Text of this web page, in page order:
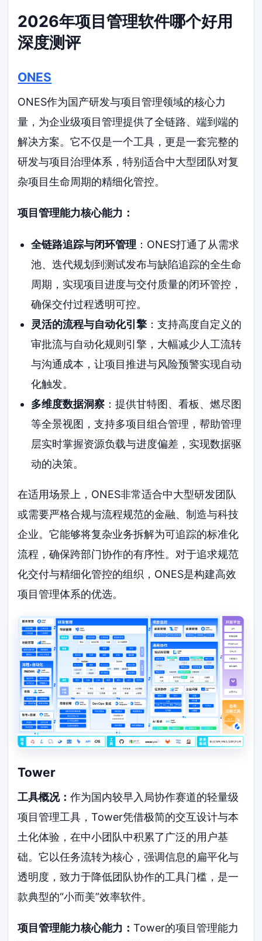
2026年项目管理软件哪个好用
深度测评
ONES
ONES作为国产研发与项目管理领域的核心力
量，为企业级项目管理提供了全链路、端到端的
解决方案。它不仅是一个工具，更是一套完整的
研发与项目治理体系，特别适合中大型团队对复
杂项目生命周期的精细化管控。
项目管理能力核心能力：
全链路追踪与闭环管理 ：ONES打通了从需求
池、迭代规划到测试发布与缺陷追踪的全生命
周期，实现项目进度与交付质量的闭环管控，
确保交付过程透明可控。
灵活的流程与自动化引擎：支持高度自定义的
审批流与自动化规则引擎，大幅减少人工流转
与沟通成本，让项目推进与风险预警实现自动
化触发。
多维度数据洞察：提供甘特图、看板、燃尽图
等全景视图，支持多项目组合管理，帮助管理
层实时掌握资源负载与进度偏差，实现数据驱
动的决策。
在适用场景上，ONES非常适合中大型研发团队
或需要严格合规与流程规范的金融、制造与科技
企业。它能够将复杂业务拆解为可追踪的标准化
流程，确保跨部门协作的有序性。对于追求规范
化交付与精细化管控的组织，ONES是构建高效
项目管理体系的优选。
Tower
工具概况：作为国内较早入局协作赛道的轻量级
项目管理工具，Tower凭借极简的交互设计与本
土化体验，在中小团队中积累了广泛的用户基
础。它以任务流转为核心，强调信息的扁平化与
透明度，致力于降低团队协作的工具门槛，是一
款典型的“小而美”效率软件。
项目管理能力核心能力：Tower的项目管理能力